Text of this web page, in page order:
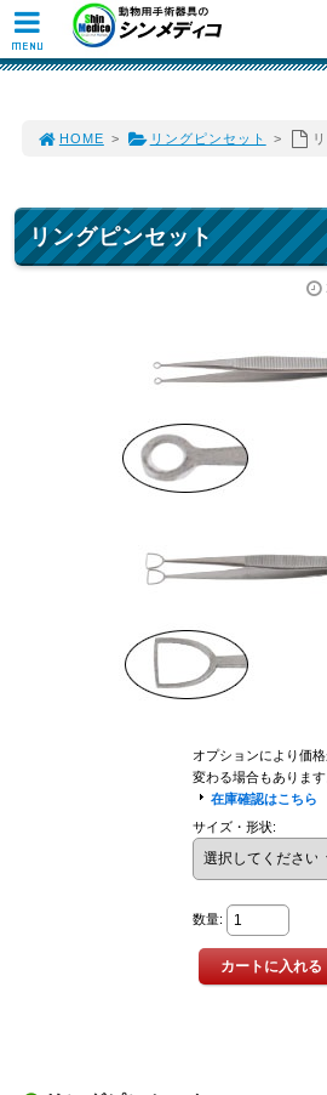
HOME > リングピンセット >
リングピンセット
MENU